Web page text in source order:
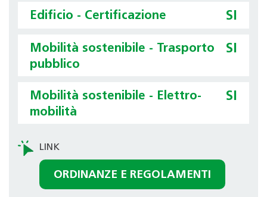
Edificio - Certificazione SI
Mobilità sostenibile - Trasporto
pubblico
SI
Mobilità sostenibile - Elettro-
mobilità
SI
ORDINANZE E REGOLAMENTI